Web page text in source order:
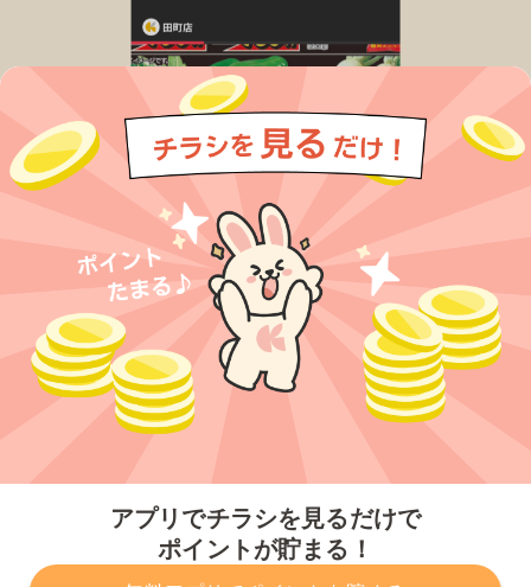
アプリでチラシを見るだけで
ポイントが貯まる！